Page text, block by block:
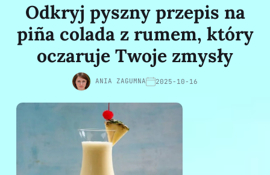
Odkryj pyszny przepis na
piña colada z rumem, który
oczaruje Twoje zmysły
ANIA ZAGUMNA 2025-10-16